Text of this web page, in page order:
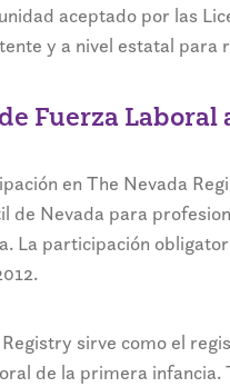
aceptado por las
y a nivel estatal
Fuerza
en The Nevada
de Nevada para
La participación
sirve como el
de la primera